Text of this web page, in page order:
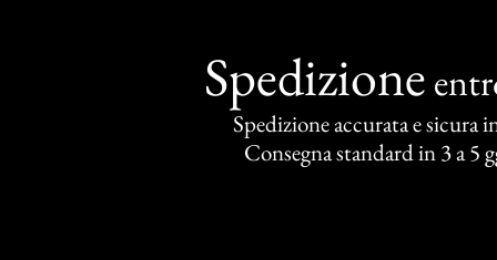
Spedizione
Spedizione accurata e sicura
Consegna standard in 3 a 5